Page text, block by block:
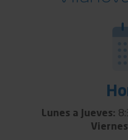
Lunes a Jueves: